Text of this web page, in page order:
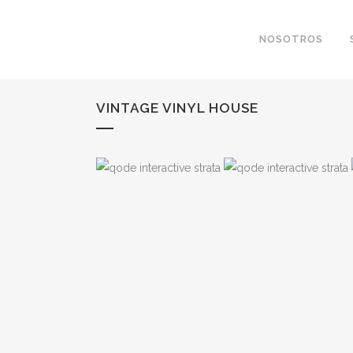
NOSOTROS
VINTAGE VINYL HOUSE